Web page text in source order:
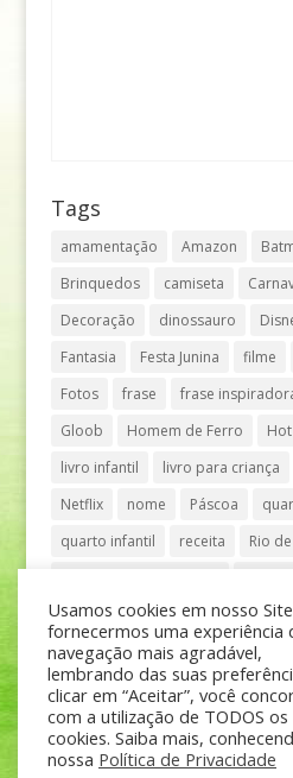
Tags
amamentação Amazon
Brinquedos
camiseta
Decoração
dinossauro
Fantasia
Festa Junina filme
Fotos
frase frase
Gloob
Homem de Ferro
livro infantil
livro para criança
Netflix
nome Páscoa
quarto infantil
receita
Rio
São Paulo
teatro tênis
®Mãe de Menino | © Todos
Política de
Usamos cookies em nosso
fornecermos uma experiência
navegação mais agradável,
lembrando das suas
clicar em “Aceitar”, você
com a utilização de TODOS os
cookies. Saiba mais,
nossa Política de Privacidade